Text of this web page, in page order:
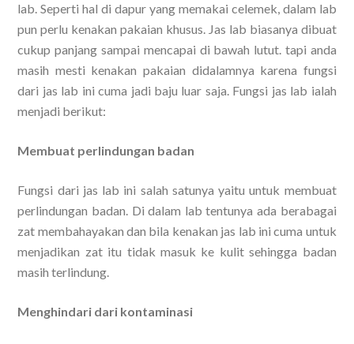
lab. Seperti hal di dapur yang memakai celemek, dalam lab
pun perlu kenakan pakaian khusus. Jas lab biasanya dibuat
cukup panjang sampai mencapai di bawah lutut. tapi anda
masih mesti kenakan pakaian didalamnya karena fungsi
dari jas lab ini cuma jadi baju luar saja. Fungsi jas lab ialah
menjadi berikut:
Membuat perlindungan badan
Fungsi dari jas lab ini salah satunya yaitu untuk membuat
perlindungan badan. Di dalam lab tentunya ada berabagai
zat membahayakan dan bila kenakan jas lab ini cuma untuk
menjadikan zat itu tidak masuk ke kulit sehingga badan
masih terlindung.
Menghindari dari kontaminasi